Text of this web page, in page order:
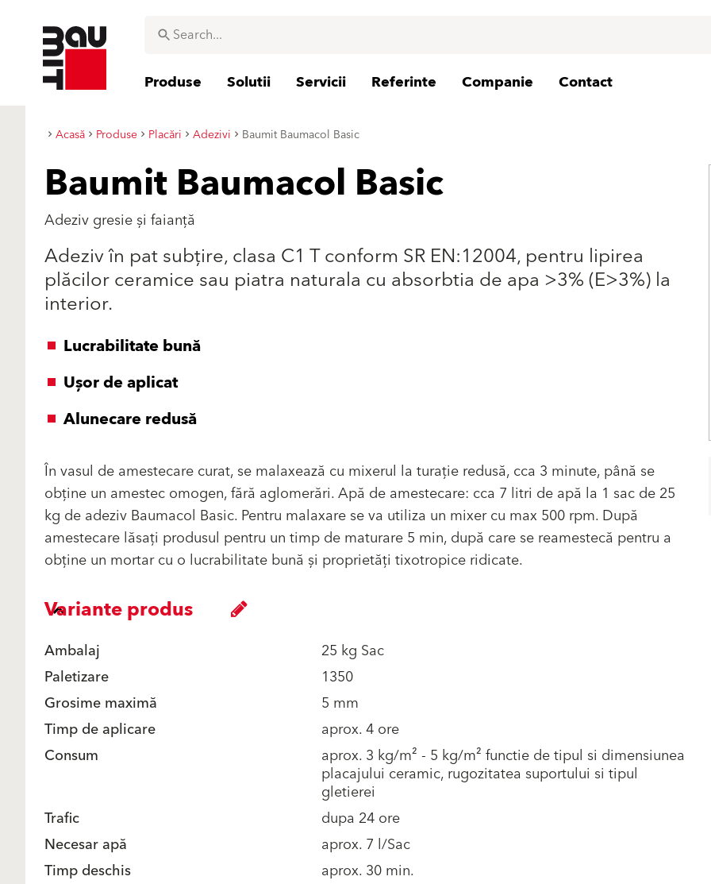
Produse Solutii Servicii Referinte Companie Contact
Acasă Produse Placări Adezivi Baumit Baumacol Basic
Baumit Baumacol Basic
Adeziv gresie și faianță
Adeziv în pat subţire, clasa C1 T conform SR EN:12004, pentru lipirea
plăcilor ceramice sau piatra naturala cu absorbtia de apa >3% (E>3%) la
interior.
Lucrabilitate bună
Uşor de aplicat
Alunecare redusă
În vasul de amestecare curat, se malaxează cu mixerul la turaţie redusă, cca 3 minute, până se
obţine un amestec omogen, fără aglomerări. Apă de amestecare: cca 7 litri de apă la 1 sac de 25
kg de adeziv Baumacol Basic. Pentru malaxare se va utiliza un mixer cu max 500 rpm. După
amestecare lăsaţi produsul pentru un timp de maturare 5 min, după care se reamestecă pentru a
obţine un mortar cu o lucrabilitate bună şi proprietăţi tixotropice ridicate.
Variante produs
Ambalaj
25 kg Sac
Paletizare
1350
Grosime maximă
5 mm
Timp de aplicare
aprox. 4 ore
Consum
aprox. 3 kg/m² - 5 kg/m² functie de tipul si dimensiunea
placajului ceramic, rugozitatea suportului si tipul
gletierei
Trafic
dupa 24 ore
Necesar apă
aprox. 7 l/Sac
Timp deschis
aprox. 30 min.